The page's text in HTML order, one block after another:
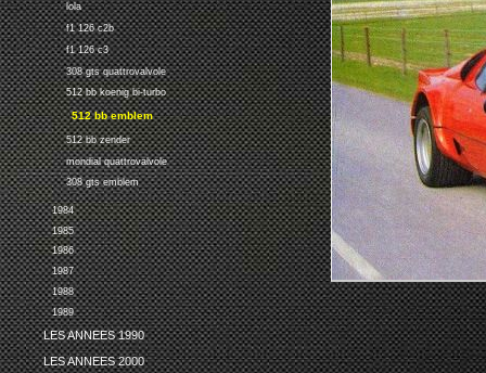
lola
f1 126 c2b
f1 126 c3
308 gts quattrovalvole
512 bb koenig bi-turbo
512 bb emblem
512 bb zender
mondial quattrovalvole
308 gts emblem
1984
1985
1986
1987
1988
1989
LES ANNEES 1990
LES ANNEES 2000